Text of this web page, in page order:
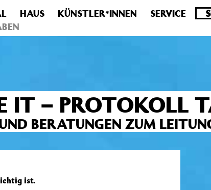
Verwende stattdessen get_permalink(). in
/
HAUS KÜNSTLER*INNEN
SERVICE
IT – PROTOKOLL
BERATUNGEN ZUM
ist.